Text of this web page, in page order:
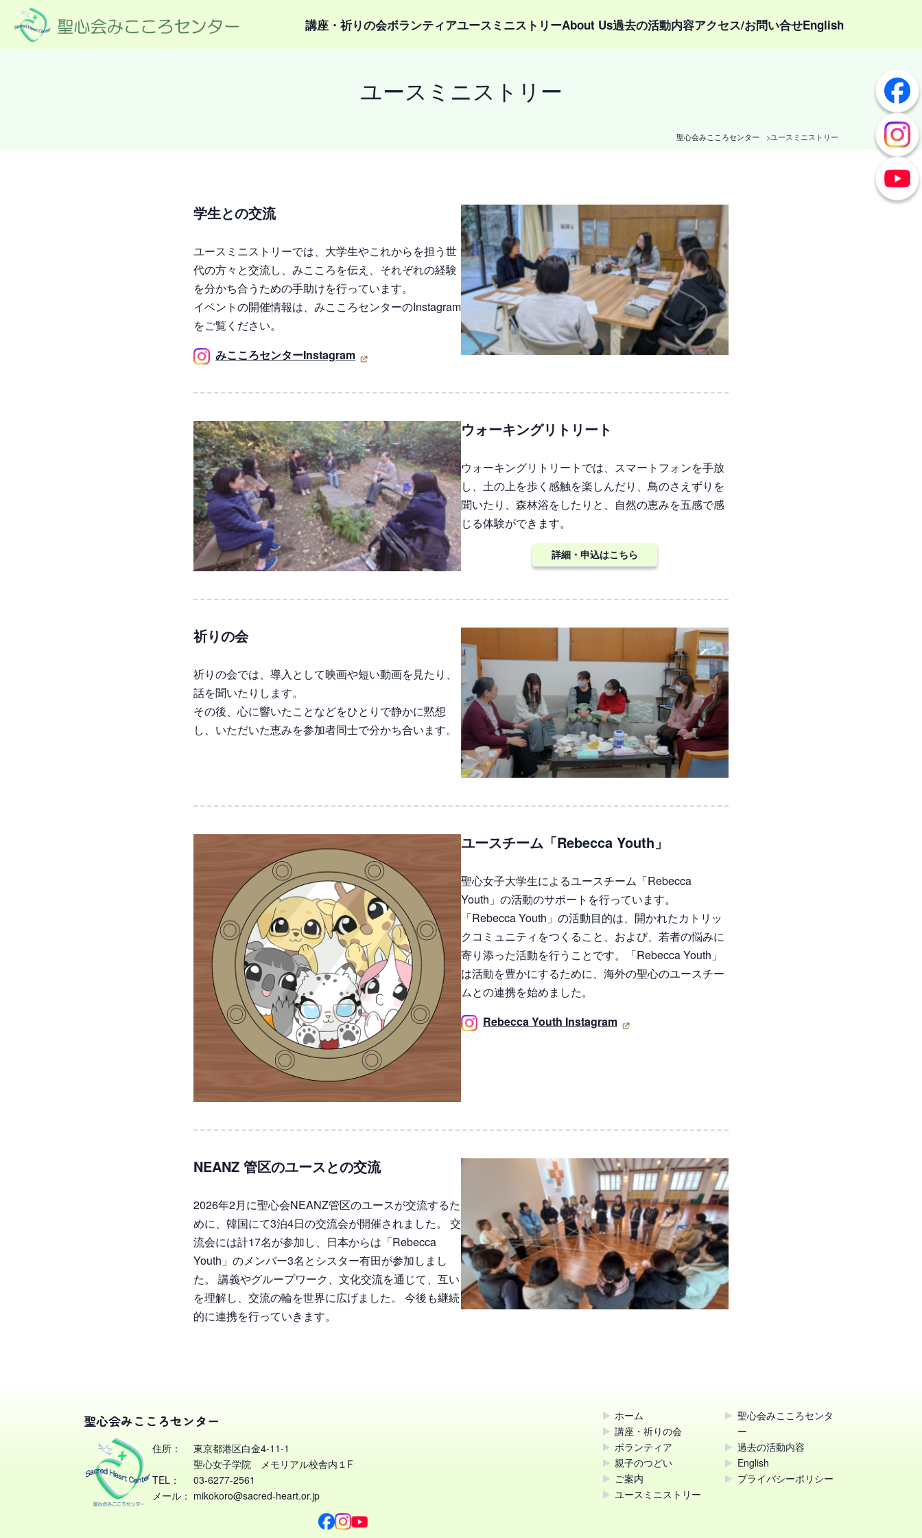
講座・祈りの会ボランティアユースミニストリーAbout Us過去の活動内容アクセス/お問い合せEnglish
ユースミニストリー
聖心会みこころセンター ユースミニストリー
学生との交流
ユースミニストリーでは、大学生やこれからを担う世
代の方々と交流し、みこころを伝え、それぞれの経験
を分かち合うための手助けを行っています。
イベントの開催情報は、みこころセンターのInstagram
をご覧ください。
みこころセンターInstagram
ウォーキングリトリート
ウォーキングリトリートでは、スマートフォンを手放
し、土の上を歩く感触を楽しんだり、鳥のさえずりを
聞いたり、森林浴をしたりと、自然の恵みを五感で感
じる体験ができます。
詳細・申込はこちら
祈りの会
祈りの会では、導入として映画や短い動画を見たり、
話を聞いたりします。
その後、心に響いたことなどをひとりで静かに黙想
し、いただいた恵みを参加者同士で分かち合います。
ユースチーム「Rebecca Youth」
聖心女子大学生によるユースチーム「Rebecca
Youth」の活動のサポートを行っています。
「Rebecca Youth」の活動目的は、開かれたカトリッ
クコミュニティをつくること、および、若者の悩みに
寄り添った活動を行うことです。「Rebecca Youth」
は活動を豊かにするために、海外の聖心のユースチー
ムとの連携を始めました。
Rebecca Youth Instagram
NEANZ 管区のユースとの交流
2026年2月に聖心会NEANZ管区のユースが交流するた
めに、韓国にて3泊4日の交流会が開催されました。 交
流会には計17名が参加し、日本からは「Rebecca
Youth」のメンバー3名とシスター有田が参加しまし
た。 講義やグループワーク、文化交流を通じて、互い
を理解し、交流の輪を世界に広げました。 今後も継続
的に連携を行っていきます。
聖心会みこころセンター
住所：
東京都港区白金4-11-1
聖心女子学院 メモリアル校舎内１F
TEL：
03-6277-2561
メール： mikokoro@sacred-heart.or.jp
ホーム
講座・祈りの会
ボランティア
親子のつどい
ご案内
ユースミニストリー
聖心会みこころセンタ
ー
過去の活動内容
English
プライバシーポリシー